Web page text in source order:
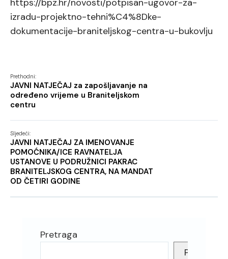
https://bpz.hr/novosti/potpisan-ugovor-za-
izradu-projektno-tehni%C4%8Dke-
dokumentacije-braniteljskog-centra-u-bukovlju
Prethodni:
JAVNI NATJEČAJ za zapošljavanje na
određeno vrijeme u Braniteljskom
centru
Sljedeći:
JAVNI NATJEČAJ ZA IMENOVANJE
POMOĆNIKA/ICE RAVNATELJA
USTANOVE U PODRUŽNICI PAKRAC
BRANITELJSKOG CENTRA, NA MANDAT
OD ČETIRI GODINE
Pretraga
Pretraga